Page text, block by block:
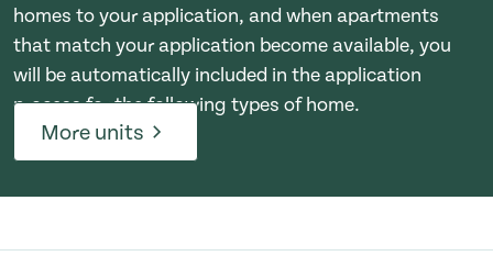
homes to your application, and when apartments
that match your application become available, you
will be automatically included in the application
process for the following types of home.
More units